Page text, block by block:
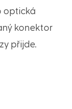
optická
konektor
přijde.